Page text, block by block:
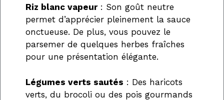
Riz blanc vapeur: Son goût neutre
permet d’apprécier pleinement la sauce
onctueuse. De plus, vous pouvez le
parsemer de quelques herbes fraîches
pour une présentation élégante.
Légumes verts sautés : Des haricots
verts, du brocoli ou des pois gourmands